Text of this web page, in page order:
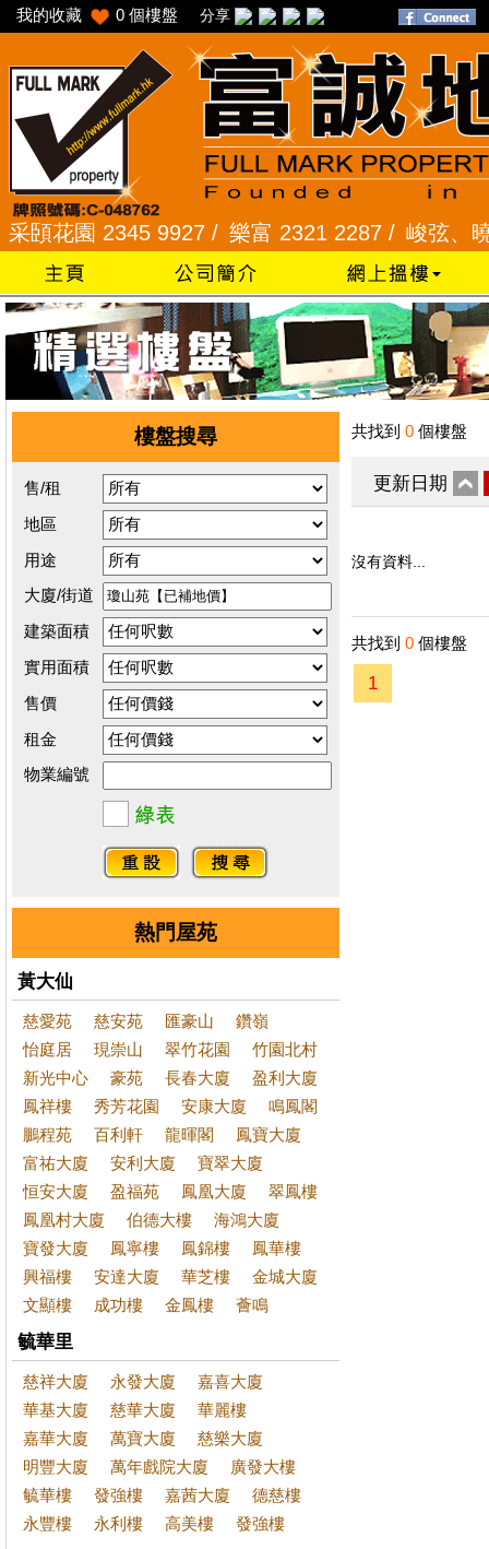
我的收藏 0 個樓盤 分享
花園 2345 9927 /樂富 2321 2287 / 峻弦、曉暉
樓盤搜尋
售/租
地區
用途
大廈/街道
建築面積
實用面積
售價
租金
物業編號
熱門屋苑
黃大仙
慈愛苑 慈安苑 匯豪山
鑽嶺
怡庭居
現崇山 翠竹花園
竹園北村
新光中心
豪苑 長春大廈
盈利大廈
鳳祥樓
秀芳花園 安康大廈
鳴鳳閣
鵬程苑
百利軒 龍暉閣
鳳寶大廈
富祐大廈
安利大廈
寶翠大廈
恒安大廈
盈福苑 鳳凰大廈
翠鳳樓
鳳凰村大廈
伯德大樓
海鴻大廈
寶發大廈
鳳寧樓 鳳錦樓
鳳華樓
興福樓
安達大廈 華芝樓
金城大廈
文顯樓
成功樓 金鳳樓 薈鳴
毓華里
慈祥大廈 永發大廈
嘉喜大廈
華基大廈
慈華大廈
華麗樓
嘉華大廈
萬寶大廈
慈樂大廈
明豐大廈
萬年戲院大廈
廣發大樓
毓華樓
發強樓 嘉茜大廈
德慈樓
永豐樓
永利樓 高美樓 發強樓
共找到 0 個樓盤
更新日期
沒有資料...
共找到 0 個樓盤
1